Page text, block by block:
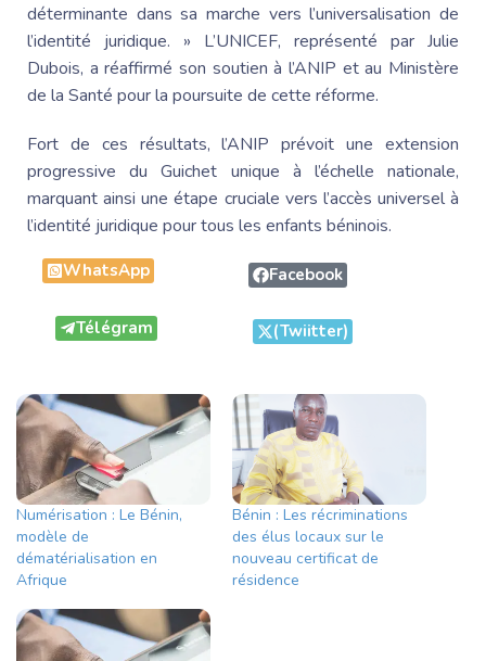
déterminante dans sa marche vers l’universalisation de
l’identité juridique. » L’UNICEF, représenté par Julie
Dubois, a réaffirmé son soutien à l’ANIP et au Ministère
de la Santé pour la poursuite de cette réforme.
Fort de ces résultats, l’ANIP prévoit une extension
progressive du Guichet unique à l’échelle nationale,
marquant ainsi une étape cruciale vers l’accès universel à
l’identité juridique pour tous les enfants béninois.
WhatsApp Facebook
(Twiitter)
Télégram
Numérisation : Le Bénin,
modèle de
dématérialisation en
Afrique
Bénin : Les récriminations
des élus locaux sur le
nouveau certificat de
résidence